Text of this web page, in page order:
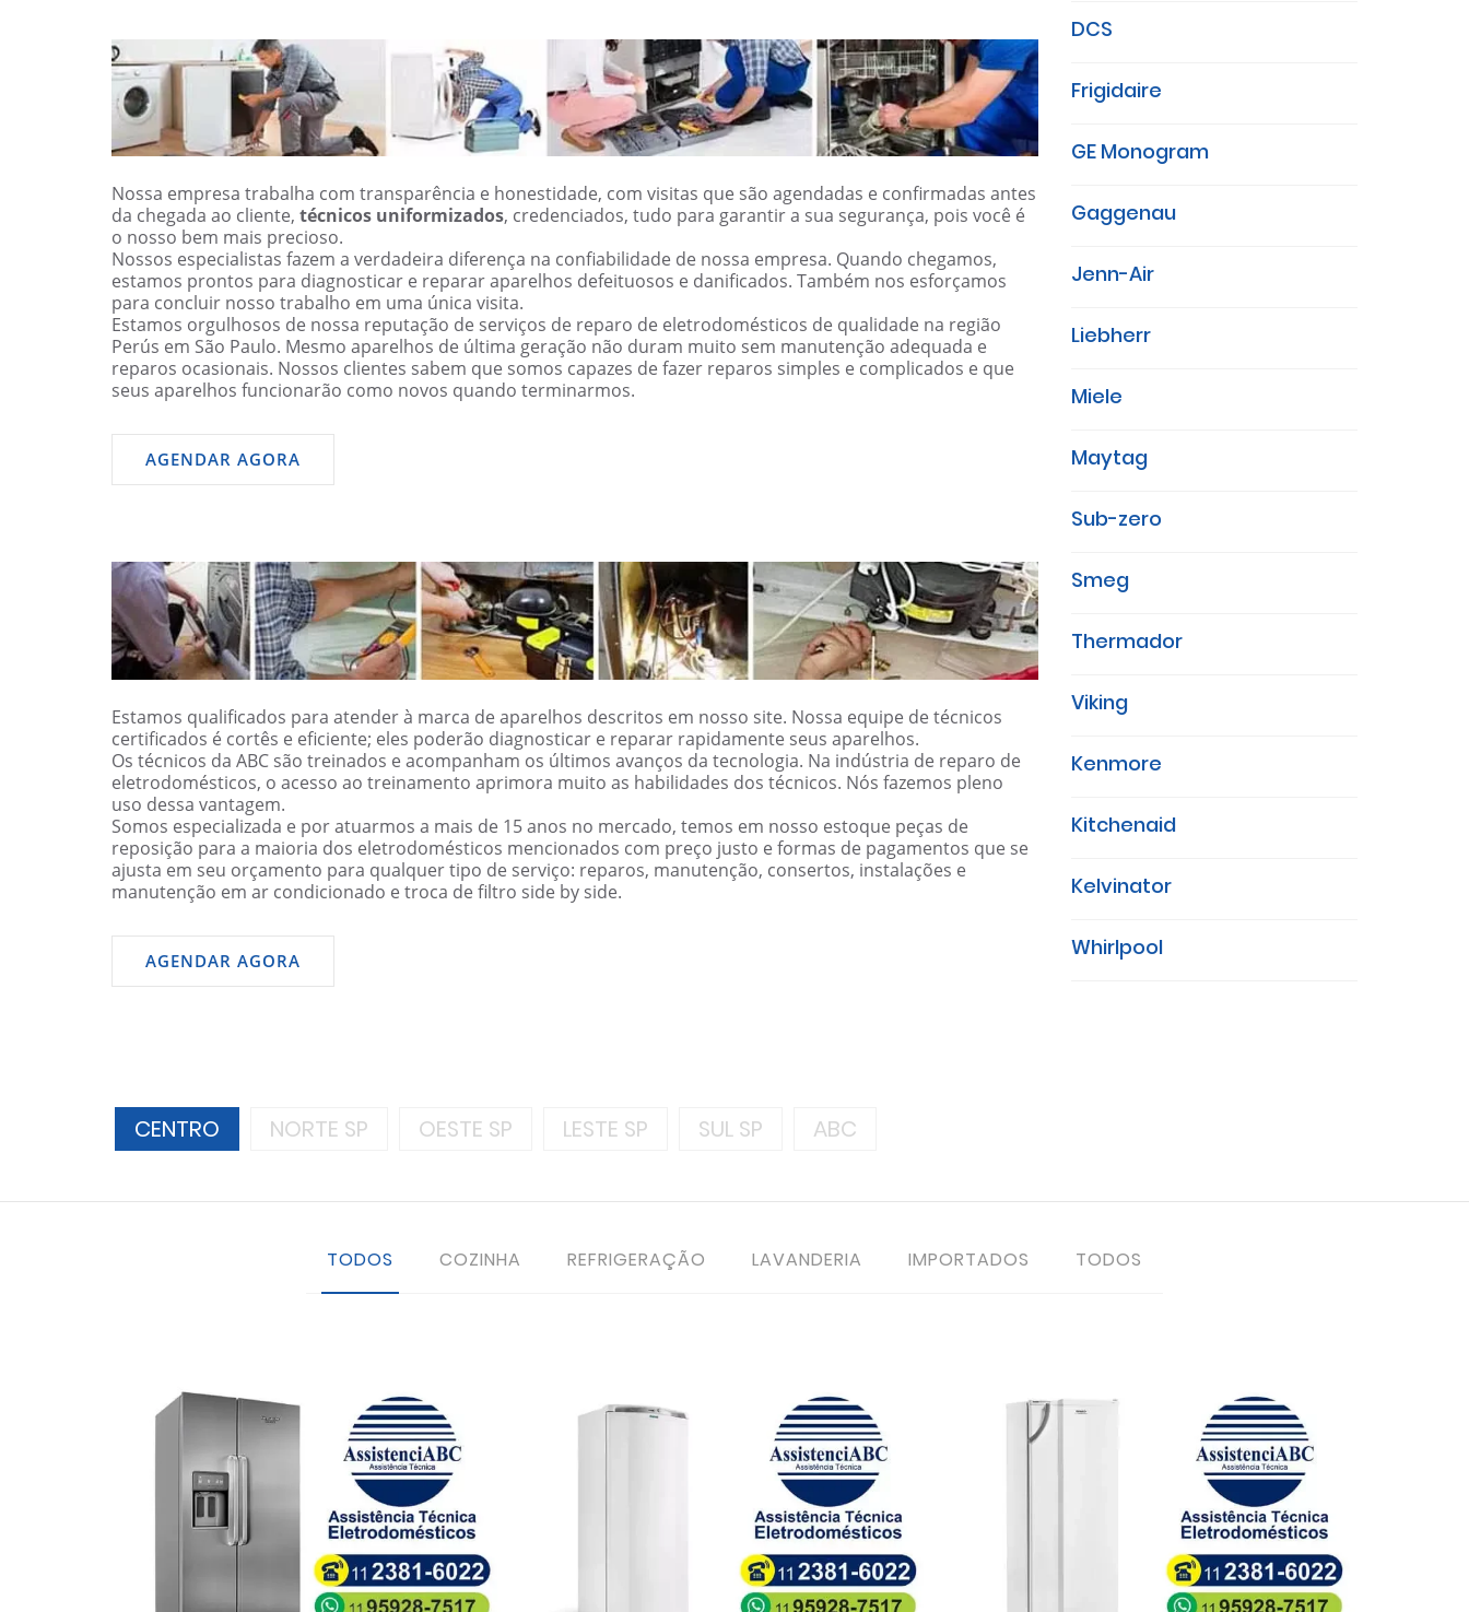
Nossa empresa trabalha com transparência e honestidade, com visitas que são agendadas e confirmadas antes
da chegada ao cliente, técnicos uniformizados, credenciados, tudo para garantir a sua segurança, pois você é
o nosso bem mais precioso.
Nossos especialistas fazem a verdadeira diferença na confiabilidade de nossa empresa. Quando chegamos,
estamos prontos para diagnosticar e reparar aparelhos defeituosos e danificados. Também nos esforçamos
para concluir nosso trabalho em uma única visita.
Estamos orgulhosos de nossa reputação de serviços de reparo de eletrodomésticos de qualidade na região
Perús em São Paulo. Mesmo aparelhos de última geração não duram muito sem manutenção adequada e
reparos ocasionais. Nossos clientes sabem que somos capazes de fazer reparos simples e complicados e que
seus aparelhos funcionarão como novos quando terminarmos.
AGENDAR AGORA
Estamos qualificados para atender à marca de aparelhos descritos em nosso site. Nossa equipe de técnicos
certificados é cortês e eficiente; eles poderão diagnosticar e reparar rapidamente seus aparelhos.
Os técnicos da ABC são treinados e acompanham os últimos avanços da tecnologia. Na indústria de reparo de
eletrodomésticos, o acesso ao treinamento aprimora muito as habilidades dos técnicos. Nós fazemos pleno
uso dessa vantagem.
Somos especializada e por atuarmos a mais de 15 anos no mercado, temos em nosso estoque peças de
reposição para a maioria dos eletrodomésticos mencionados com preço justo e formas de pagamentos que se
ajusta em seu orçamento para qualquer tipo de serviço: reparos, manutenção, consertos, instalações e
manutenção em ar condicionado e troca de filtro side by side.
AGENDAR AGORA
CENTRO NORTE SP OESTE SP LESTE SP SUL SP ABC
DCS
Frigidaire
GE Monogram
Gaggenau
Jenn-Air
Liebherr
Miele
Maytag
Sub-zero
Smeg
Thermador
Viking
Kenmore
Kitchenaid
Kelvinator
Whirlpool
TODOS COZINHA REFRIGERAÇÃO LAVANDERIA IMPORTADOS TODOS